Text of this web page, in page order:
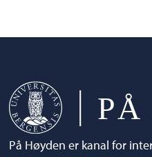
På Høyden er kanal for